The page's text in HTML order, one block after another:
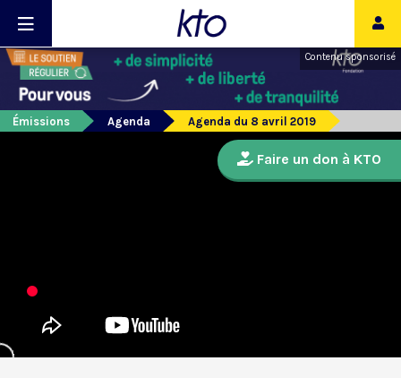
Contenu sponsorisé
Émissions Agenda Agenda du 8 avril 2019
Faire un don à KTO